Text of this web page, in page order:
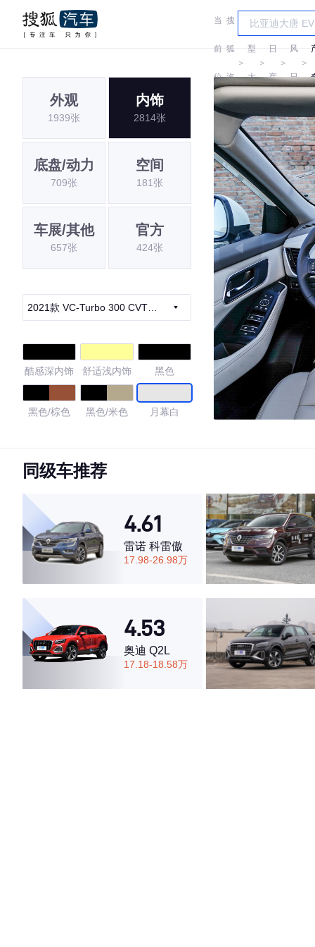
当
前
位
置:
搜
狐
汽
车
＞
车
型
大
全
＞
日
产
＞
东
风
日
产
＞
外观
1939张
内饰
2814张
底盘/动力
709张
空间
181张
车展/其他
657张
官方
424张
2021款 VC-Turbo 300 CVT
酷感深内饰 舒适浅内饰 黑色
黑色/棕色 黑色/米色 月幕白
4.65
·外观表现一般，低于80%同级车
·内饰表现一般，低于66%同级车
·空间表现较为优秀，优于64%同级车
同级车推荐
4.61
雷诺 科雷傲
17.98-26.98万
4.53
奥迪 Q2L
17.18-18.58万